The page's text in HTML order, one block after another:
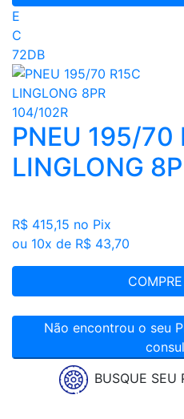
E
C
72DB
PNEU 195/70
LINGLONG
R$ 415,15 no Pix
ou 10x de R$ 43,70
Não encontrou o seu Pneu? Clique aqui para
BUSQUE SEU